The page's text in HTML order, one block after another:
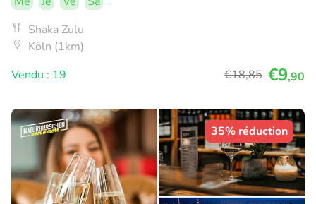
Shaka Zulu
Köln (1km)
Vendu : 19
€18,85 €9,90
35% réduction